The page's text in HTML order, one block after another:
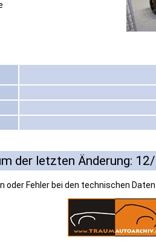
der letzten Änderung:
oder Fehler bei den technischen